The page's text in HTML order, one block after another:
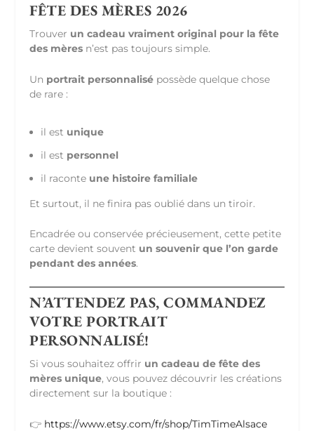
FÊTE DES MÈRES 2026
Trouver un cadeau vraiment original pour la fête
des mères n’est pas toujours simple.
Un portrait personnalisé possède quelque chose
de rare :
il est unique
il est personnel
il raconte une histoire familiale
Et surtout, il ne finira pas oublié dans un tiroir.
Encadrée ou conservée précieusement, cette petite
carte devient souvent un souvenir que l’on garde
pendant des années.
N’ATTENDEZ PAS, COMMANDEZ
VOTRE PORTRAIT
PERSONNALISÉ!
Si vous souhaitez offrir un cadeau de fête des
mères unique, vous pouvez découvrir les créations
directement sur la boutique :
👉 https://www.etsy.com/fr/shop/TimTimeAlsace